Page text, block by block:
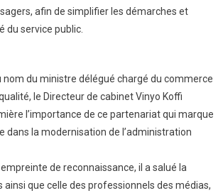
afin de simplifier les démarches et
du service public.
nom du ministre délégué chargé du commerce
le Directeur de cabinet Vinyo Koffi
l’importance de ce partenariat qui marque
dans la modernisation de l’administration
de reconnaissance, il a salué la
ainsi que celle des professionnels des médias,